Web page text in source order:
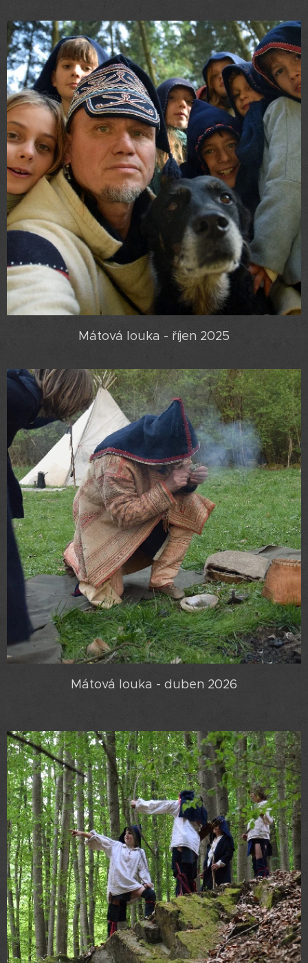
Mátová louka - říjen 2025
Mátová louka - duben 2026